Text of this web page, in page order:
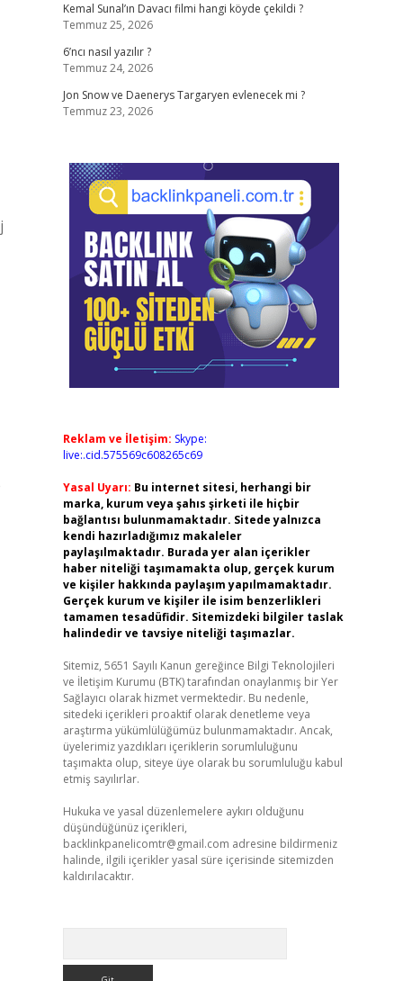
Kemal Sunal’ın Davacı filmi hangi köyde çekildi ?
Temmuz 25, 2026
6’ncı nasıl yazılır ?
Temmuz 24, 2026
Jon Snow ve Daenerys Targaryen evlenecek mi ?
Temmuz 23, 2026
Reklam ve İletişim: Skype:
live:.cid.575569c608265c69
Yasal Uyarı: Bu internet sitesi, herhangi bir
marka, kurum veya şahıs şirketi ile hiçbir
bağlantısı bulunmamaktadır. Sitede yalnızca
kendi hazırladığımız makaleler
paylaşılmaktadır. Burada yer alan içerikler
haber niteliği taşımamakta olup, gerçek kurum
ve kişiler hakkında paylaşım yapılmamaktadır.
Gerçek kurum ve kişiler ile isim benzerlikleri
tamamen tesadüfidir. Sitemizdeki bilgiler taslak
halindedir ve tavsiye niteliği taşımazlar.
Sitemiz, 5651 Sayılı Kanun gereğince Bilgi Teknolojileri
ve İletişim Kurumu (BTK) tarafından onaylanmış bir Yer
Sağlayıcı olarak hizmet vermektedir. Bu nedenle,
sitedeki içerikleri proaktif olarak denetleme veya
araştırma yükümlülüğümüz bulunmamaktadır. Ancak,
üyelerimiz yazdıkları içeriklerin sorumluluğunu
taşımakta olup, siteye üye olarak bu sorumluluğu kabul
etmiş sayılırlar.
Hukuka ve yasal düzenlemelere aykırı olduğunu
düşündüğünüz içerikleri,
backlinkpanelicomtr@gmail.com adresine bildirmeniz
halinde, ilgili içerikler yasal süre içerisinde sitemizden
kaldırılacaktır.